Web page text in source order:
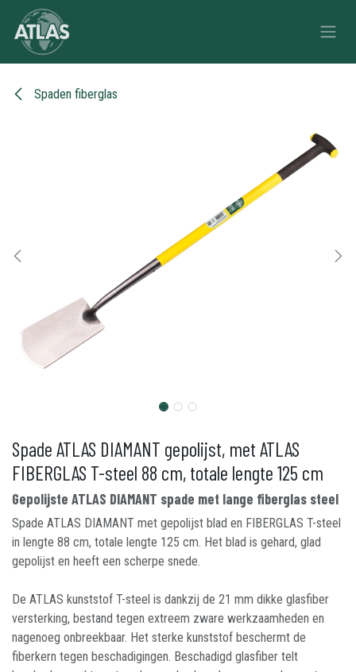
Overslaan naar inhoud
Spaden fiberglas
Spade ATLAS DIAMANT gepolijst, met ATLAS
FIBERGLAS T-steel 88 cm, totale lengte 125 cm
Gepolijste ATLAS DIAMANT spade met lange fiberglas steel
Spade ATLAS DIAMANT met gepolijst blad en FIBERGLAS T-steel
in lengte 88 cm, totale lengte 125 cm. Het blad is gehard, glad
gepolijst en heeft een scherpe snede.
De ATLAS kunststof T-steel is dankzij de 21 mm dikke glasfiber
versterking, bestand tegen extreem zware werkzaamheden en
nagenoeg onbreekbaar. Het sterke kunststof beschermt de
fiberkern tegen beschadigingen. Beschadigd glasfiber telt